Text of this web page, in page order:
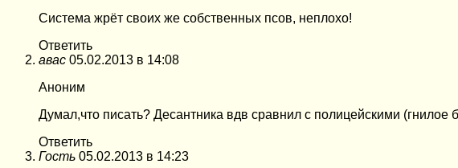
Система жрёт своих же собственных псов, неплохо!
Ответить
авас 05.02.2013 в 14:08
Аноним
Думал,что писать? Десантника вдв сравнил с полицейскими (гнилое
Ответить
Гость 05.02.2013 в 14:23